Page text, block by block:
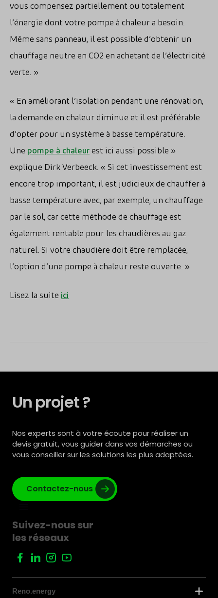
vous compensez partiellement ou totalement
l’énergie dont votre pompe à chaleur a besoin.
Même sans panneau, il est possible d’obtenir un
chauffage neutre en CO2 en achetant de l’électricité
verte. »
« En améliorant l’isolation pendant une rénovation,
la demande en chaleur diminue et il est préférable
d’opter pour un système à basse température.
Une pompe à chaleur est ici aussi possible »
explique Dirk Verbeeck. « Si cet investissement est
encore trop important, il est judicieux de chauffer à
basse température avec, par exemple, un chauffage
par le sol, car cette méthode de chauffage est
également rentable pour les chaudières au gaz
naturel. Si votre chaudière doit être remplacée,
l’option d’une pompe à chaleur reste ouverte. »
Lisez la suite ici
Un projet ?
Nos experts sont à votre écoute pour réaliser un
devis gratuit, vous guider dans vos démarches ou
vous conseiller sur les solutions les plus adaptées.
Contactez-nous
Suivez-nous sur
les réseaux
Reno.energy